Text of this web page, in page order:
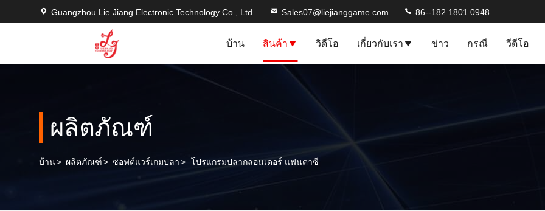
Guangzhou Lie Jiang Electronic Technology Co., Ltd. Sales07@liejianggame.com 86--182 1801 0948
บ้าน สินค้า วิดีโอ เกี่ยวกับเรา ข่าว กรณี วีดีโอ
ผลิตภัณฑ์
บ้าน> ผลิตภัณฑ์> ซอฟต์แวร์เกมปลา> โปรแกรมปลากลอนเดอร์ แฟนตาซี